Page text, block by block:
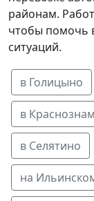
районам.
чтобы помочь
ситуаций.
в Голицыно
в
в Селятино
на